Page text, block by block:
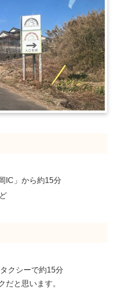
IC」から約15分
クシーで約15分
と思います。